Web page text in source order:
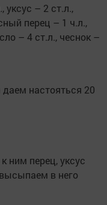
уксус – 2 ст.л.,
перец – 1 ч.л.,
– 4 ст.л., чеснок –
настояться 20
ним перец, уксус
в него